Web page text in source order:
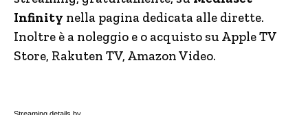
Infinity nella pagina dedicata alle dirette.
Inoltre è a noleggio e o acquisto su Apple TV
Store, Rakuten TV, Amazon Video.